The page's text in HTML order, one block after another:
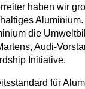
haben wir
die
Audi-
Initiative.
für